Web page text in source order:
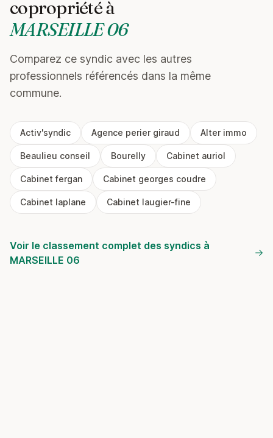
copropriété à
MARSEILLE 06
Comparez ce syndic avec les autres
professionnels référencés dans la même
commune.
Activ'syndic Agence perier giraud Alter immo
Beaulieu conseil Bourelly Cabinet auriol
Cabinet fergan Cabinet georges coudre
Cabinet laplane Cabinet laugier-fine
Voir le classement complet des syndics à
MARSEILLE 06